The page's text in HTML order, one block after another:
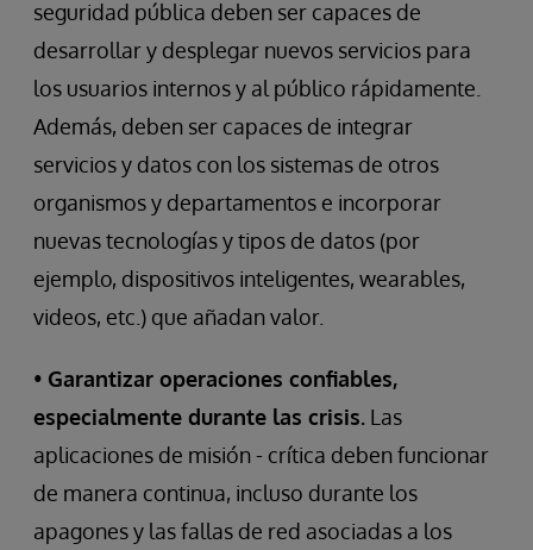
seguridad pública deben ser capaces de
desarrollar y desplegar nuevos servicios para
los usuarios internos y al público rápidamente.
Además, deben ser capaces de integrar
servicios y datos con los sistemas de otros
organismos y departamentos e incorporar
nuevas tecnologías y tipos de datos (por
ejemplo, dispositivos inteligentes, wearables,
videos, etc.) que añadan valor.
• Garantizar operaciones confiables,
especialmente durante las crisis. Las
aplicaciones de misión - crítica deben funcionar
de manera continua, incluso durante los
apagones y las fallas de red asociadas a los